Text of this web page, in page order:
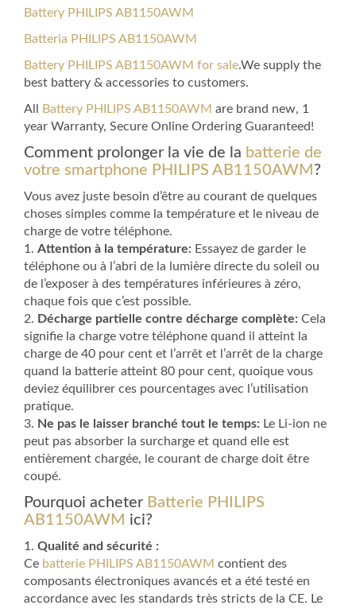
Battery PHILIPS AB1150AWM
Batteria PHILIPS AB1150AWM
Battery PHILIPS AB1150AWM for sale.We supply the
best battery & accessories to customers.
All Battery PHILIPS AB1150AWM are brand new, 1
year Warranty, Secure Online Ordering Guaranteed!
Comment prolonger la vie de la batterie de
votre smartphone PHILIPS AB1150AWM ?
Vous avez juste besoin d’être au courant de quelques
choses simples comme la température et le niveau de
charge de votre téléphone.
1. Attention à la température: Essayez de garder le
téléphone ou à l’abri de la lumière directe du soleil ou
de l’exposer à des températures inférieures à zéro,
chaque fois que c’est possible.
2. Décharge partielle contre décharge complète: Cela
signifie la charge votre téléphone quand il atteint la
charge de 40 pour cent et l’arrêt et l’arrêt de la charge
quand la batterie atteint 80 pour cent, quoique vous
deviez équilibrer ces pourcentages avec l’utilisation
pratique.
3. Ne pas le laisser branché tout le temps: Le Li-ion ne
peut pas absorber la surcharge et quand elle est
entièrement chargée, le courant de charge doit être
coupé.
Pourquoi acheter Batterie PHILIPS
AB1150AWM ici?
1. Qualité and sécurité :
Ce batterie PHILIPS AB1150AWM contient des
composants électroniques avancés et a été testé en
accordance avec les standards très stricts de la CE. Le